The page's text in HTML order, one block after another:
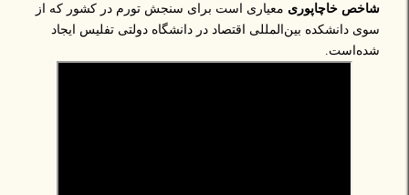
شاخص خاچاپوری معیاری است برای سنجش تورم در کشور که از
سوی دانشکده بین‌المللی اقتصاد در دانشگاه دولتی تفلیس ایجاد
شده‌است.